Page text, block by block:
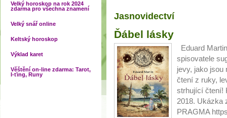
Velký horoskop na rok 2024
zdarma pro všechna znamení
Velký snář online
Keltský horoskop
Výklad karet
Věštění on-line zdarma: Tarot,
I-ťing, Runy
Jasnovidectví
Ďábel lásky
Eduard
spisovatele
jevy, jako jsou
čtení z ruky,
strhující čtení!
2018. Ukázka
PRAGMA
Stránky